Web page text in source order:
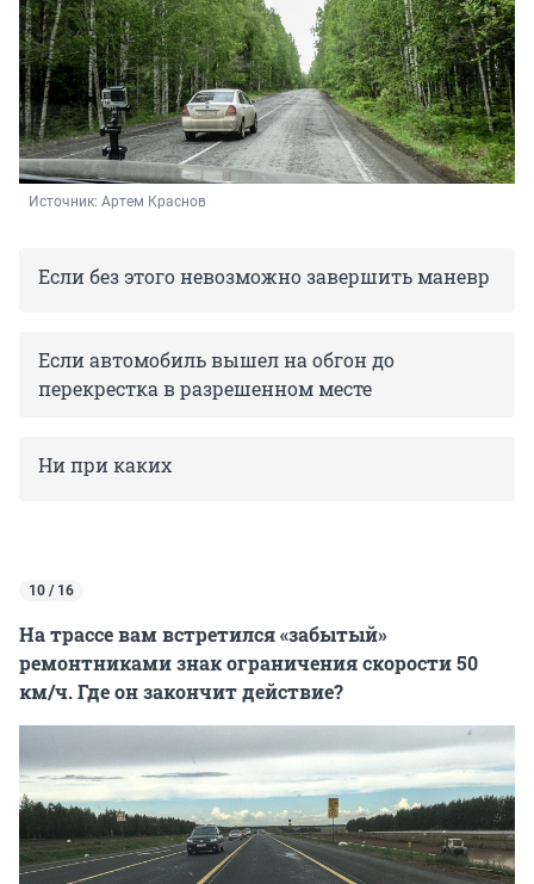
Источник: Артем Краснов
Если без этого невозможно завершить маневр
Если автомобиль вышел на обгон до
перекрестка в разрешенном месте
Ни при каких
10 / 16
На трассе вам встретился «забытый»
ремонтниками знак ограничения скорости 50
км/ч. Где он закончит действие?